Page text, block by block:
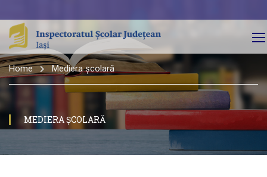
Home Mediera școlară
MEDIERA ȘCOLARĂ